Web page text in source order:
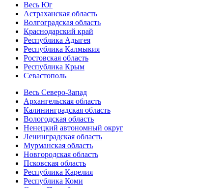
Весь Юг
Астраханская область
Волгоградская область
Краснодарский край
Республика Адыгея
Республика Калмыкия
Ростовская область
Республика Крым
Севастополь
Весь Северо-Запад
Архангельская область
Калининградская область
Вологодская область
Ненецкий автономный округ
Ленинградская область
Мурманская область
Новгородская область
Псковская область
Республика Карелия
Республика Коми